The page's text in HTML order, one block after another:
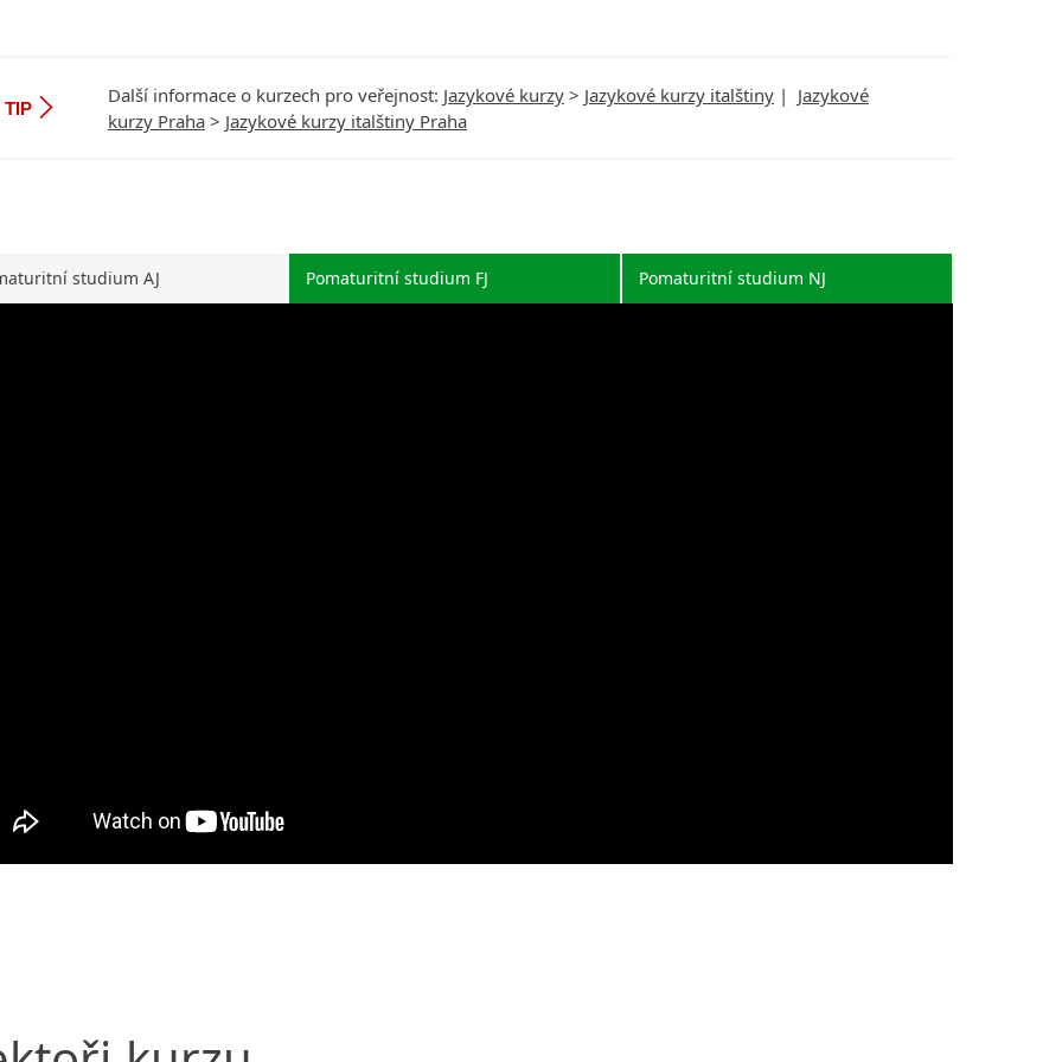
TIP
Další informace o kurzech pro veřejnost: Jazykové kurzy > Jazykové kurzy italštiny | Jazykové
kurzy Praha > Jazykové kurzy italštiny Praha
studium AJ Pomaturitní studium FJ Pomaturitní studium NJ